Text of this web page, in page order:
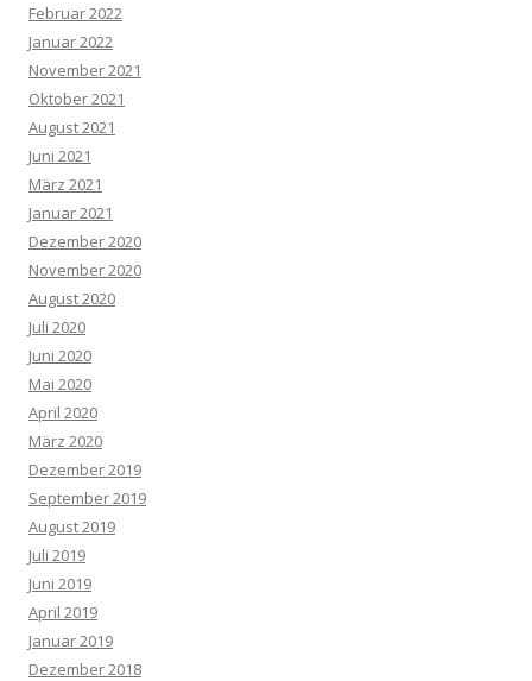
Februar 2022
Januar 2022
November 2021
Oktober 2021
August 2021
Juni 2021
März 2021
Januar 2021
Dezember 2020
November 2020
August 2020
Juli 2020
Juni 2020
Mai 2020
April 2020
März 2020
Dezember 2019
September 2019
August 2019
Juli 2019
Juni 2019
April 2019
Januar 2019
Dezember 2018